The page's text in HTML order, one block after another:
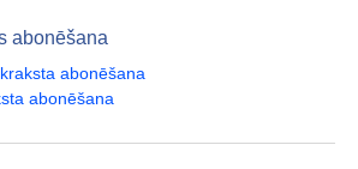
abonēšana
abonēšana
abonēšana